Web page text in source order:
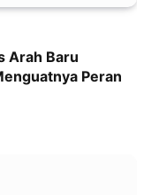
Arah Baru
Peran